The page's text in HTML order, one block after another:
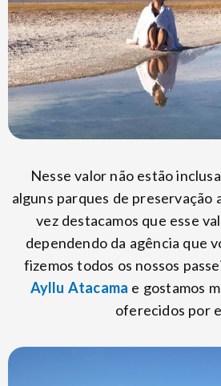
Nesse valor não estão
alguns parques de preservação
vez destacamos que esse
dependendo da agência que
fizemos todos os nossos
Ayllu Atacama e gostamos
oferecidos por